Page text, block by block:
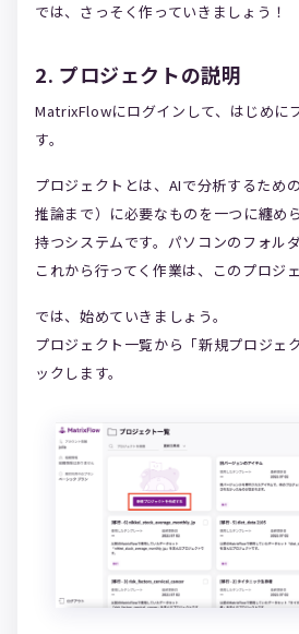
では、さっそく作っていきましょう！
2. プロジェクトの説明
MatrixFlowにログインして、はじめに
す。
プロジェクトとは、AIで分析するため
推論まで）に必要なものを一つに纏め
持つシステムです。パソコンのフォル
これから行ってく作業は、このプロジ
では、始めていきましょう。
プロジェクト一覧から「新規プロジェ
ックします。